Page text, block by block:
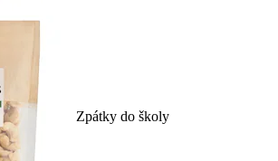
Zpátky do školy